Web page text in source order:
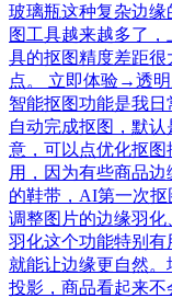
玻璃瓶这种复杂边
图工具越来越多了
具的抠图精度差距
点。 立即体验→透
智能抠图功能是我
自动完成抠图，默
意，可以点优化抠
用，因为有些商品
的鞋带，AI第一次
调整图片的边缘羽
羽化这个功能特别
就能让边缘更自然
投影，商品看起来